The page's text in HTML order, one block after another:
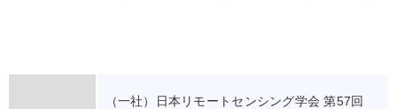
（一社）日本リモートセンシング学会 第57回